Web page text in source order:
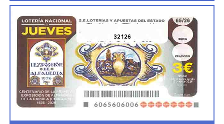
32126